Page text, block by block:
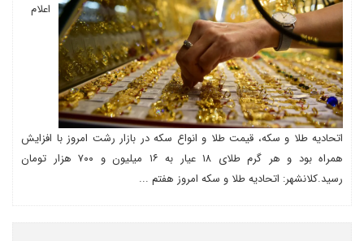
اعلام
اتحادیه طلا و سکه، قیمت طلا و انواع سکه در بازار رشت امروز با افزایش
همراه بود و هر گرم طلای ۱۸ عیار به ۱۶ میلیون و ۷۰۰ هزار تومان
رسید.کلانشهر: اتحادیه طلا و سکه امروز هفتم ...